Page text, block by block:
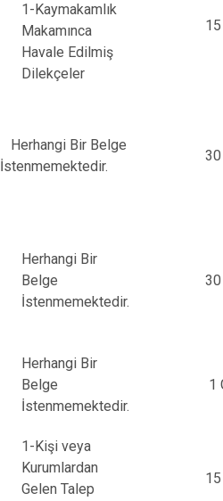
1-Kaymakamlık
Makamınca
Havale Edilmiş
Dilekçeler
15
Herhangi Bir Belge
İstenmemektedir.
30
Herhangi Bir
Belge
İstenmemektedir.
30
Herhangi Bir
Belge
İstenmemektedir.
1
1-Kişi veya
Kurumlardan
Gelen Talep
15